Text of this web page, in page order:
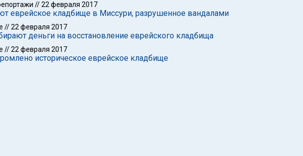
//22 февраля 2017
еврейское кладбище в Миссури, разрушенное вандалами
//22 февраля 2017
деньги на восстановление еврейского кладбища
//22 февраля 2017
историческое еврейское кладбище